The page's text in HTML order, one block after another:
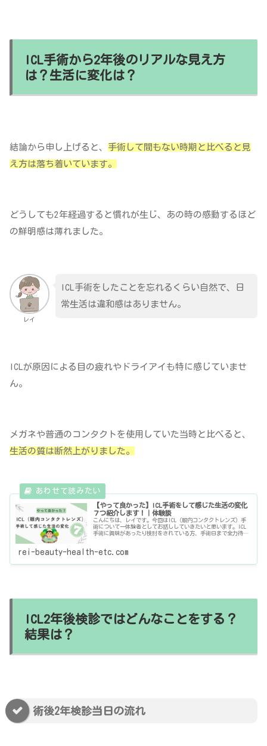
ICL手術から2年後のリアルな見え方
は？生活に変化は？
結論から申し上げると、 手術して間もない時期と比べると見
え方は落ち着いています。
どうしても2年経過すると慣れが生じ、あの時の感動するほど
の鮮明感は薄れました。
レイ
ICL手術をしたことを忘れるくらい自然で、日
常生活は違和感はありません。
ICLが原因による目の疲れやドライアイも特に感じていませ
ん。
メガネや普通のコンタクトを使用していた当時と比べると、
生活の質は断然上がりました。
【やって良かった】ICL手術をして感じた生活の変化
７つ紹介します！｜体験談
こんにちは、レイです。今回はICL（眼内コンタクトレンズ）手
術について一体験者としてお話ししていきたいと思います。ICL
手術に興味があったり検討をされている方、手術日まで全力待機
rei-beauty-health-etc.com
ICL2年後検診ではどんなことをする？
結果は？
術後2年検診当日の流れ